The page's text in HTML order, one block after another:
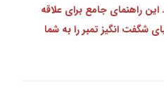
راهنمای جامع برای علاقه‌
شگفت‌ انگیز تمبر را به شما